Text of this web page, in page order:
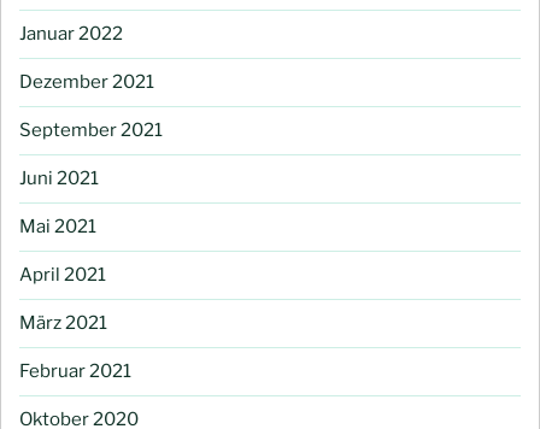
Januar 2022
Dezember 2021
September 2021
Juni 2021
Mai 2021
April 2021
März 2021
Februar 2021
Oktober 2020